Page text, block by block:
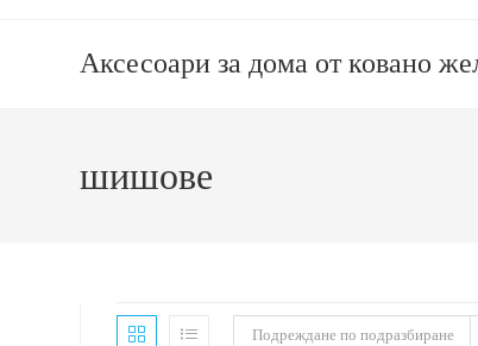
Аксесоари за дома от ковано
шишове
Подреждане по подразбиране